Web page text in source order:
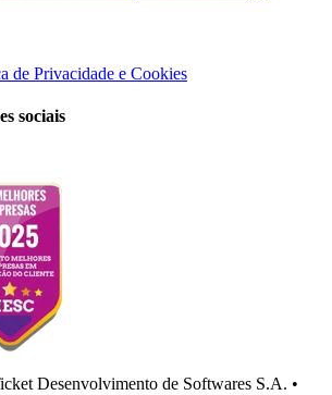
de Privacidade e Cookies
sociais
Desenvolvimento de Softwares S.A. •